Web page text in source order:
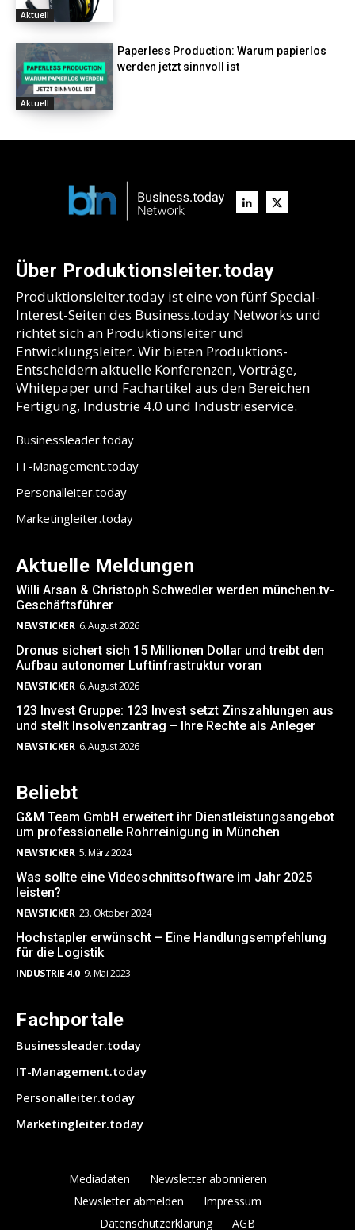
Aktuell
Aktuell
Paperless Production: Warum papierlos
werden jetzt sinnvoll ist
Über Produktionsleiter.today
Produktionsleiter.today ist eine von fünf Special-
Interest-Seiten des Business.today Networks und
richtet sich an Produktionsleiter und
Entwicklungsleiter. Wir bieten Produktions-
Entscheidern aktuelle Konferenzen, Vorträge,
Whitepaper und Fachartikel aus den Bereichen
Fertigung, Industrie 4.0 und Industrieservice.
Businessleader.today
IT-Management.today
Personalleiter.today
Marketingleiter.today
Aktuelle Meldungen
Willi Arsan & Christoph Schwedler werden münchen.tv-
Geschäftsführer
NEWSTICKER 6. August 2026
Dronus sichert sich 15 Millionen Dollar und treibt den
Aufbau autonomer Luftinfrastruktur voran
NEWSTICKER 6. August 2026
123 Invest Gruppe: 123 Invest setzt Zinszahlungen aus
und stellt Insolvenzantrag – Ihre Rechte als Anleger
NEWSTICKER 6. August 2026
Beliebt
G&M Team GmbH erweitert ihr Dienstleistungsangebot
um professionelle Rohrreinigung in München
NEWSTICKER 5. März 2024
Was sollte eine Videoschnittsoftware im Jahr 2025
leisten?
NEWSTICKER 23. Oktober 2024
Hochstapler erwünscht – Eine Handlungsempfehlung
für die Logistik
INDUSTRIE 4.0 9. Mai 2023
Fachportale
Businessleader.today
IT-Management.today
Personalleiter.today
Marketingleiter.today
Mediadaten
Newsletter abonnieren
Newsletter abmelden
Impressum
Datenschutzerklärung
AGB